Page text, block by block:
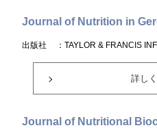
Journal of Nutrition in
出版社 ：TAYLOR & FRANCIS
詳し
Journal of Nutritional